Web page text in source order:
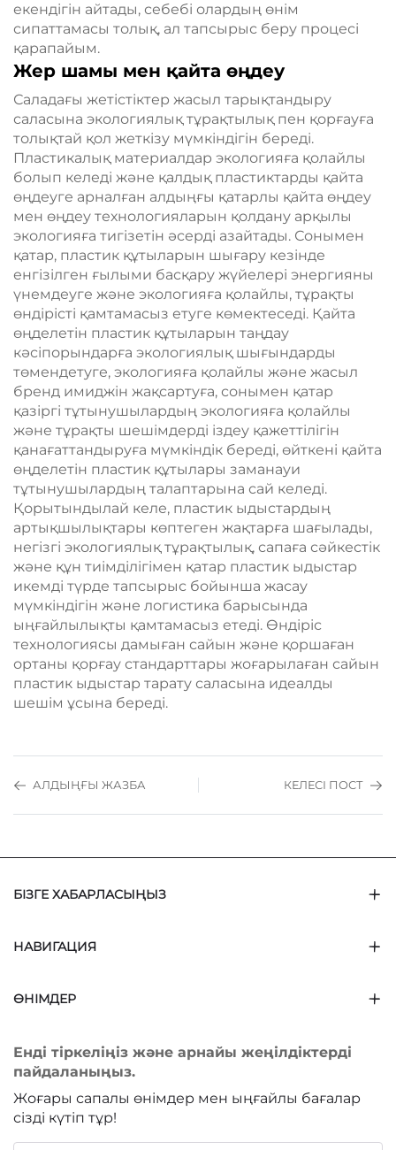
екендігін айтады, себебі олардың өнім
сипаттамасы толық, ал тапсырыс беру процесі
қарапайым.
Жер шамы мен қайта өңдеу
Саладағы жетістіктер жасыл тарықтандыру
саласына экологиялық тұрақтылық пен қорғауға
толықтай қол жеткізу мүмкіндігін береді.
Пластикалық материалдар экологияға қолайлы
болып келеді және қалдық пластиктарды қайта
өңдеуге арналған алдыңғы қатарлы қайта өңдеу
мен өңдеу технологияларын қолдану арқылы
экологияға тигізетін әсерді азайтады. Сонымен
қатар, пластик құтыларын шығару кезінде
енгізілген ғылыми басқару жүйелері энергияны
үнемдеуге және экологияға қолайлы, тұрақты
өндірісті қамтамасыз етуге көмектеседі. Қайта
өңделетін пластик құтыларын таңдау
кәсіпорындарға экологиялық шығындарды
төмендетуге, экологияға қолайлы және жасыл
бренд имиджін жақсартуға, сонымен қатар
қазіргі тұтынушылардың экологияға қолайлы
және тұрақты шешімдерді іздеу қажеттілігін
қанағаттандыруға мүмкіндік береді, өйткені қайта
өңделетін пластик құтылары заманауи
тұтынушылардың талаптарына сай келеді.
Қорытындылай келе, пластик ыдыстардың
артықшылықтары көптеген жақтарға шағылады,
негізгі экологиялық тұрақтылық, сапаға сәйкестік
және құн тиімділігімен қатар пластик ыдыстар
икемді түрде тапсырыс бойынша жасау
мүмкіндігін және логистика барысында
ыңғайлылықты қамтамасыз етеді. Өндіріс
технологиясы дамыған сайын және қоршаған
ортаны қорғау стандарттары жоғарылаған сайын
пластик ыдыстар тарату саласына идеалды
шешім ұсына береді.
АЛДЫҢҒЫ ЖАЗБА КЕЛЕСІ ПОСТ
БІЗГЕ ХАБАРЛАСЫҢЫЗ
НАВИГАЦИЯ
ӨНІМДЕР
Енді тіркеліңіз және арнайы жеңілдіктерді
пайдаланыңыз.
Жоғары сапалы өнімдер мен ыңғайлы бағалар
сізді күтіп тұр!